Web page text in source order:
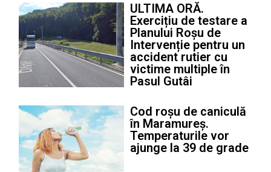
ULTIMA ORĂ.
Exercițiu de testare a
Planului Roșu de
Intervenție pentru un
accident rutier cu
victime multiple în
Pasul Gutâi
Cod roșu de caniculă
în Maramureș.
Temperaturile vor
ajunge la 39 de grade